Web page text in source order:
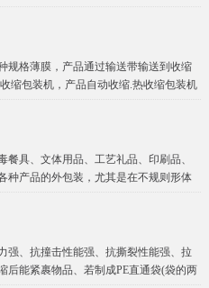
规格薄膜，产品通过输送带输送到收缩
缩包装机，产品自动收缩.热收缩包装机
具、文体用品、工艺礼品、印刷品、
种产品的外包装，尤其是在不规则形体
强、抗撞击性能强、抗撕裂性能强、拉
后能紧裹物品、若制成PE直通袋(袋的两